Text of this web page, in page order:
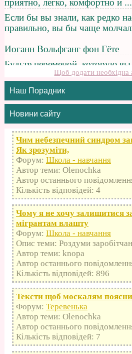
Щоб додати необхідна
Наш Порадник
Новини сайту
Чим небезпечний синдром
Як зрозуміти,
Форум: Школа - навчання
Автор теми: Olenochka
Автор останнього
Кількість відповідей: 4
Чому я не хочу залишитися
мігрантам влашту
Форум: Школа - навчання
Опис теми: Роздуми
Автор теми: knopa
Автор останнього
Кількість відповідей: 896
Тексти щоб москалям
Форум: Теревенька
Автор теми: Olenochka
Автор останнього
Кількість відповідей: 7